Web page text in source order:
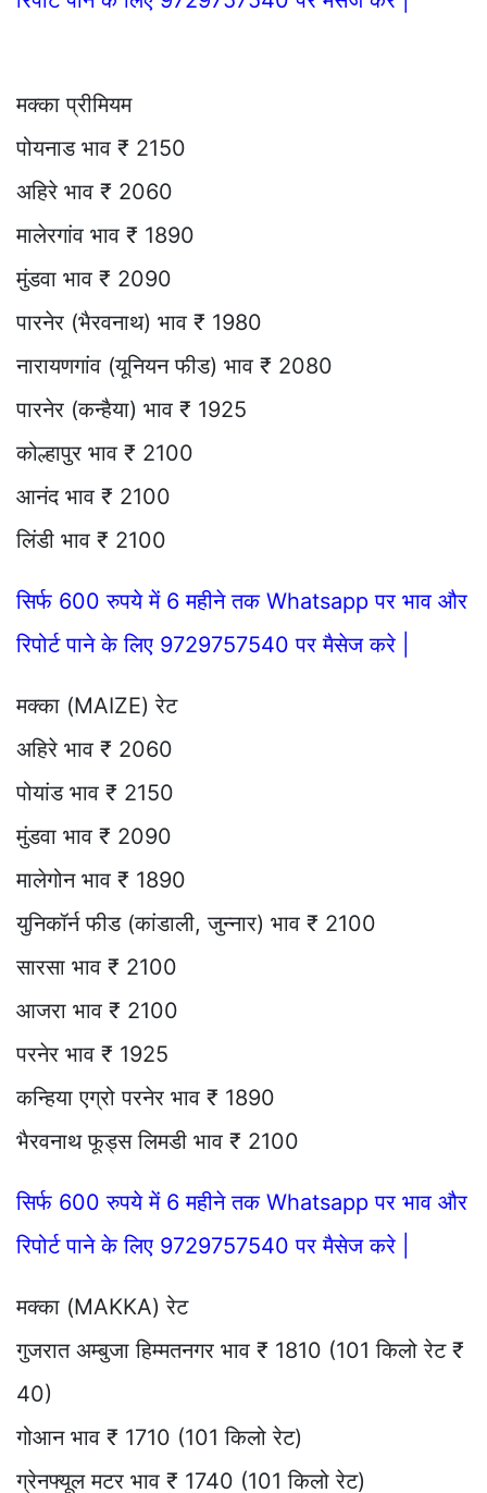
मक्का प्रीमियम
पोयनाड भाव ₹ 2150
अहिरे भाव ₹ 2060
मालेरगांव भाव ₹ 1890
मुंडवा भाव ₹ 2090
पारनेर (भैरवनाथ) भाव ₹ 1980
नारायणगांव (यूनियन फीड) भाव ₹ 2080
पारनेर (कन्हैया) भाव ₹ 1925
कोल्हापुर भाव ₹ 2100
आनंद भाव ₹ 2100
लिंडी भाव ₹ 2100
सिर्फ 600 रुपये में 6 महीने तक Whatsapp पर भाव और
रिपोर्ट पाने के लिए 9729757540 पर मैसेज करे |
मक्का (MAIZE) रेट
अहिरे भाव ₹ 2060
पोयांड भाव ₹ 2150
मुंडवा भाव ₹ 2090
मालेगोन भाव ₹ 1890
युनिकॉर्न फीड (कांडाली, जुन्नार) भाव ₹ 2100
सारसा भाव ₹ 2100
आजरा भाव ₹ 2100
परनेर भाव ₹ 1925
कन्हिया एग्रो परनेर भाव ₹ 1890
भैरवनाथ फूड्स लिमडी भाव ₹ 2100
सिर्फ 600 रुपये में 6 महीने तक Whatsapp पर भाव और
रिपोर्ट पाने के लिए 9729757540 पर मैसेज करे |
मक्का (MAKKA) रेट
गुजरात अम्बुजा हिम्मतनगर भाव ₹ 1810 (101 किलो रेट ₹
40)
गोआन भाव ₹ 1710 (101 किलो रेट)
ग्रेनफ्यूल मटर भाव ₹ 1740 (101 किलो रेट)